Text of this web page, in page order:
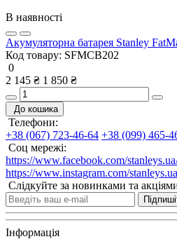
В наявності
Акумуляторна батарея Stanley
Код товару: SFMCB202
0
2 145 ₴ 1 850 ₴
До кошика
Телефони:
+38 (067) 723-46-64 +38 (099) 465-
Соц мережі:
https://www.facebook.com/
https://www.instagram.com/
Слідкуйте за новинками та
Інформація